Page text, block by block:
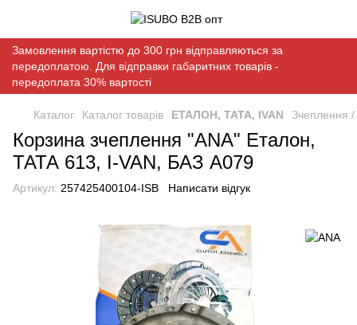
Замовлення вартістю до 300 грн відправляються за
передоплатою. Для відправки габаритних товарів -
передоплата 30% вартості
Каталог Каталог товарів ЕТАЛОН, ТАТА, IVAN Зчеплення /
Корзина зчеплення "ANA" Еталон,
ТАТА 613, I-VAN, БАЗ А079
Артикул: 257425400104-ISB Написати відгук